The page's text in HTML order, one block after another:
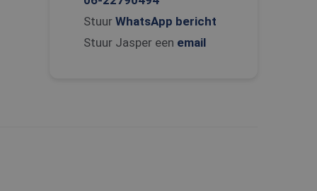
Stuur WhatsApp bericht
Stuur Jasper een email